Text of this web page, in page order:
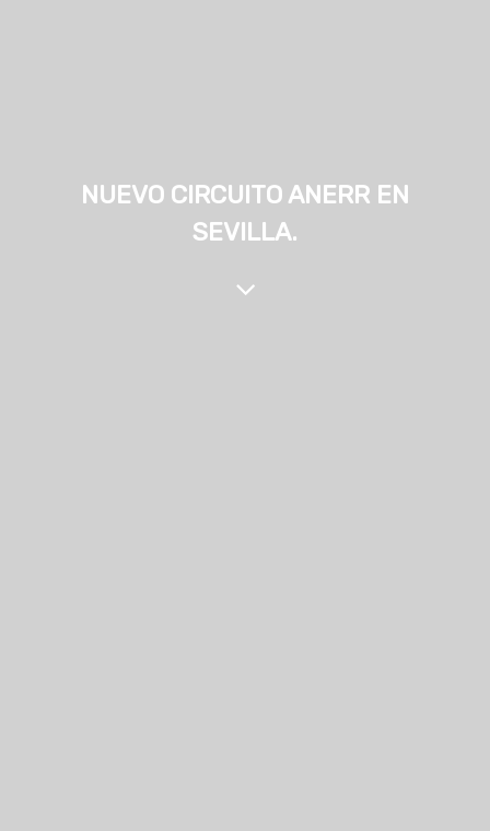
NUEVO CIRCUITO ANERR EN
SEVILLA.